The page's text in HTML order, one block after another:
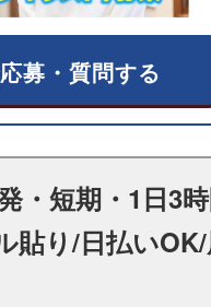
募・質問する
・短期・1日3
貼り/日払い